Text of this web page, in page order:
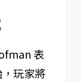
表
玩家將